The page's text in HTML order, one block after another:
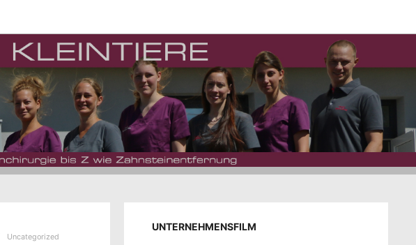
WILDTIERE
Uncategorized
UNTERNEHMENSFILM